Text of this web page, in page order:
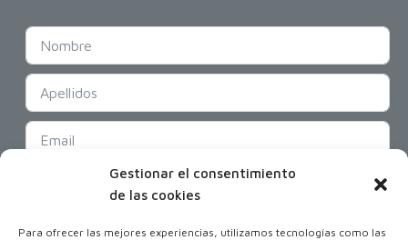
Gestionar el consentimiento
de las cookies
Para ofrecer las mejores experiencias, utilizamos tecnologías como las
SUSCRIBIR